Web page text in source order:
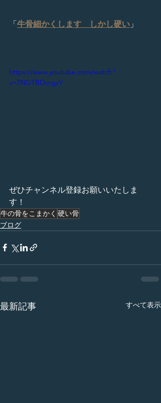
「牛骨細かくします　しかし硬い 」
https://www.youtube.com/watch?
v=7NGTBDvcgzY
ぜひチャンネル登録お願いいたしま
す！
牛の骨をこまかく 硬い骨
ブログ
最新記事 すべて表示